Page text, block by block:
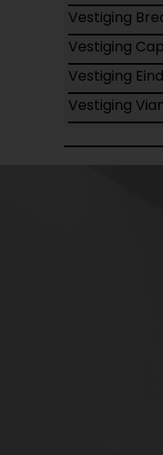
Vestiging
Vestiging
Vestiging
Vestiging